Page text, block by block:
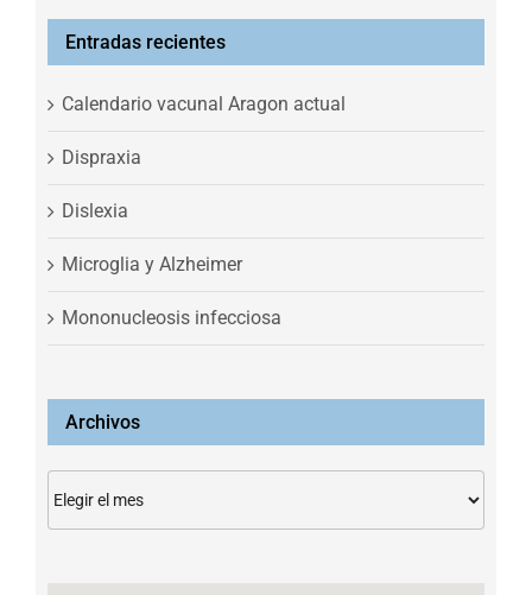
Entradas recientes
Calendario vacunal Aragon actual
Dispraxia
Dislexia
Microglia y Alzheimer
Mononucleosis infecciosa
Archivos